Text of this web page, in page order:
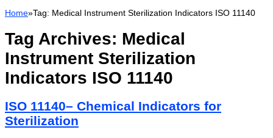
Home»Tag: Medical Instrument Sterilization Indicators ISO 11140
Tag Archives: Medical
Instrument Sterilization
Indicators ISO 11140
ISO 11140– Chemical Indicators for
Sterilization